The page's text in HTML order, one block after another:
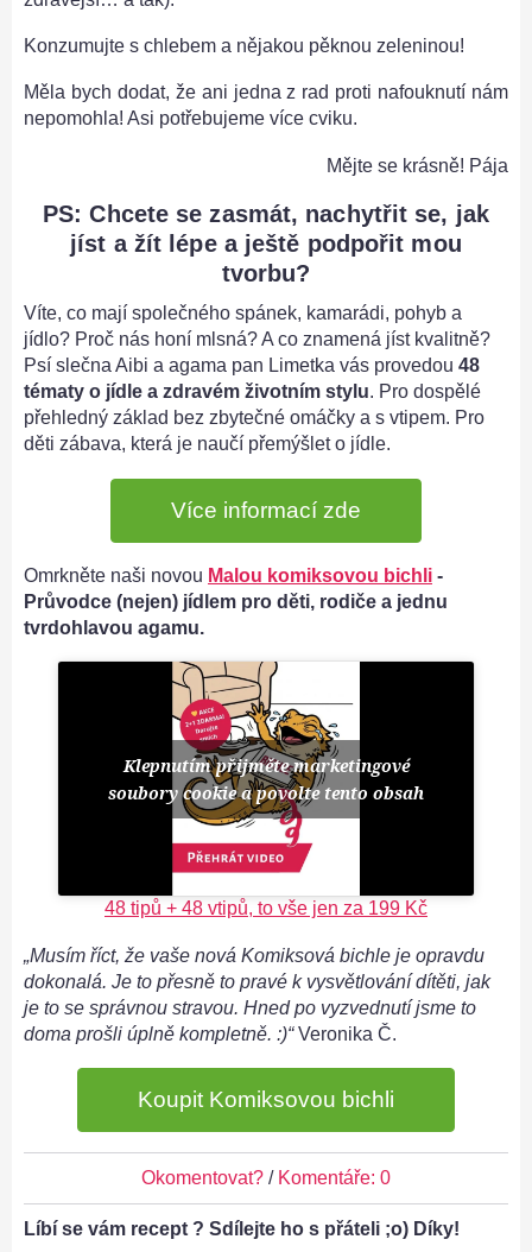
Konzumujte s chlebem a nějakou pěknou zeleninou!
Měla bych dodat, že ani jedna z rad proti nafouknutí nám
nepomohla! Asi potřebujeme více cviku.
Mějte se krásně! Pája
PS: Chcete se zasmát, nachytřit se, jak
jíst a žít lépe a ještě podpořit mou
tvorbu?
Víte, co mají společného spánek, kamarádi, pohyb a
jídlo? Proč nás honí mlsná? A co znamená jíst kvalitně?
Psí slečna Aibi a agama pan Limetka vás provedou 48
tématy o jídle a zdravém životním stylu. Pro dospělé
přehledný základ bez zbytečné omáčky a s vtipem. Pro
děti zábava, která je naučí přemýšlet o jídle.
Více informací zde
Omrkněte naši novou Malou komiksovou bichli -
Průvodce (nejen) jídlem pro děti, rodiče a jednu
tvrdohlavou agamu.
Klepnutím přijměte marketingové
soubory cookie a povolte tento obsah
48 tipů + 48 vtipů, to vše jen za 199 Kč
„Musím říct, že vaše nová Komiksová bichle je opravdu
dokonalá. Je to přesně to pravé k vysvětlování dítěti, jak
je to se správnou stravou. Hned po vyzvednutí jsme to
doma prošli úplně kompletně. :)“Veronika Č.
Koupit Komiksovou bichli
Okomentovat? / Komentáře: 0
Líbí se vám recept ? Sdílejte ho s přáteli ;o) Díky!